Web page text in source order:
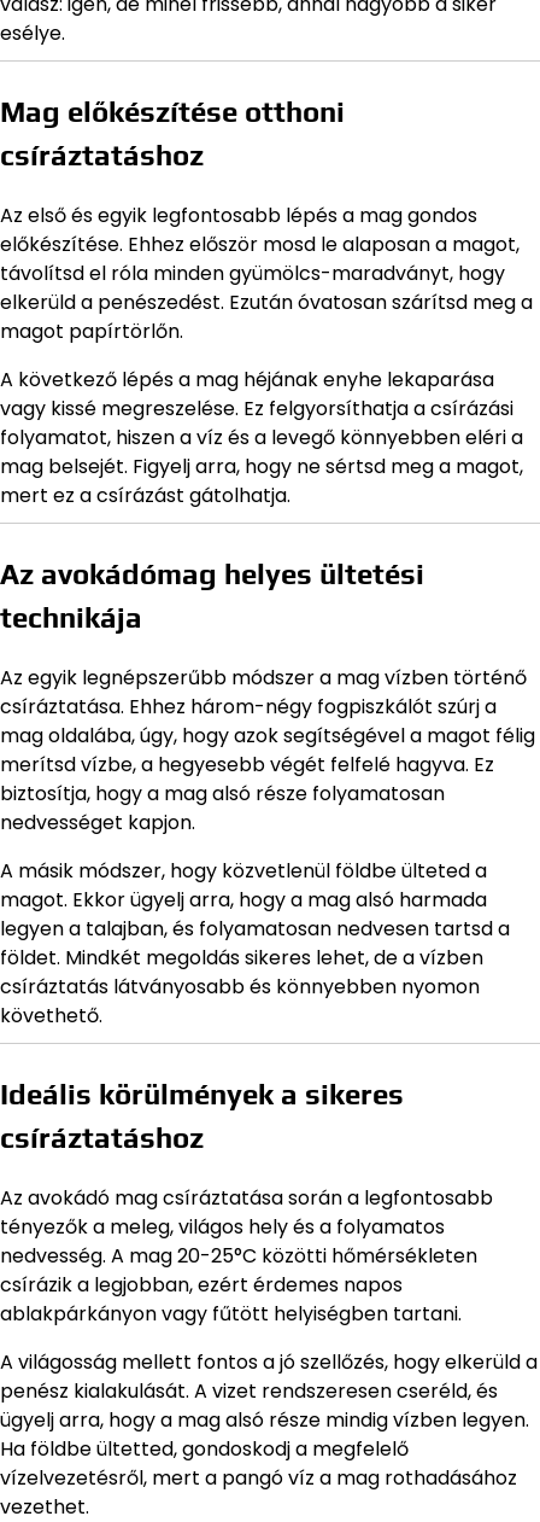
esélye.
Mag előkészítése otthoni
csíráztatáshoz
Az első és egyik legfontosabb lépés a mag gondos
előkészítése. Ehhez először mosd le alaposan a magot,
távolítsd el róla minden gyümölcs-maradványt, hogy
elkerüld a penészedést. Ezután óvatosan szárítsd meg a
magot papírtörlőn.
A következő lépés a mag héjának enyhe lekaparása
vagy kissé megreszelése. Ez felgyorsíthatja a csírázási
folyamatot, hiszen a víz és a levegő könnyebben eléri a
mag belsejét. Figyelj arra, hogy ne sértsd meg a magot,
mert ez a csírázást gátolhatja.
Az avokádómag helyes ültetési
technikája
Az egyik legnépszerűbb módszer a mag vízben történő
csíráztatása. Ehhez három-négy fogpiszkálót szúrj a
mag oldalába, úgy, hogy azok segítségével a magot félig
merítsd vízbe, a hegyesebb végét felfelé hagyva. Ez
biztosítja, hogy a mag alsó része folyamatosan
nedvességet kapjon.
A másik módszer, hogy közvetlenül földbe ülteted a
magot. Ekkor ügyelj arra, hogy a mag alsó harmada
legyen a talajban, és folyamatosan nedvesen tartsd a
földet. Mindkét megoldás sikeres lehet, de a vízben
csíráztatás látványosabb és könnyebben nyomon
követhető.
Ideális körülmények a sikeres
csíráztatáshoz
Az avokádó mag csíráztatása során a legfontosabb
tényezők a meleg, világos hely és a folyamatos
nedvesség. A mag 20-25°C közötti hőmérsékleten
csírázik a legjobban, ezért érdemes napos
ablakpárkányon vagy fűtött helyiségben tartani.
A világosság mellett fontos a jó szellőzés, hogy elkerüld a
penész kialakulását. A vizet rendszeresen cseréld, és
ügyelj arra, hogy a mag alsó része mindig vízben legyen.
Ha földbe ültetted, gondoskodj a megfelelő
vízelvezetésről, mert a pangó víz a mag rothadásához
vezethet.